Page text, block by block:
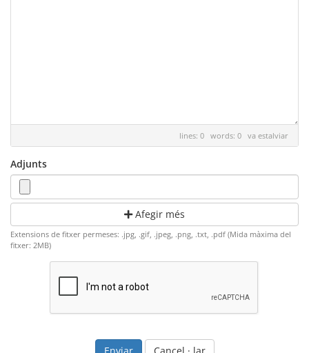
lines: 0 words: 0 va estalviar
Adjunts
Afegir més
Extensions de fitxer permeses: .jpg, .gif, .jpeg, .png, .txt, .pdf (Mida màxima del
fitxer: 2MB)